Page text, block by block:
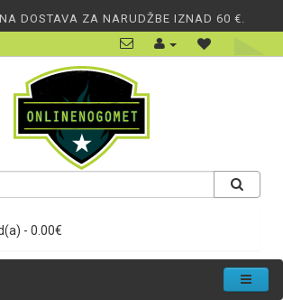
DOSTAVA ZA NARUDŽBE IZNAD 60 €.
- 0.00€